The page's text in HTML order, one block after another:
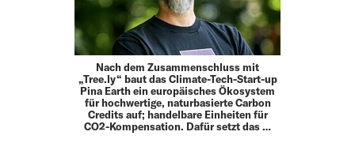
Nach dem Zusammenschluss mit
„Tree.ly“ baut das Climate-Tech-Start-up
Pina Earth ein europäisches Ökosystem
für hochwertige, naturbasierte Carbon
Credits auf; handelbare Einheiten für
CO2-­Kompensation. Dafür setzt das …